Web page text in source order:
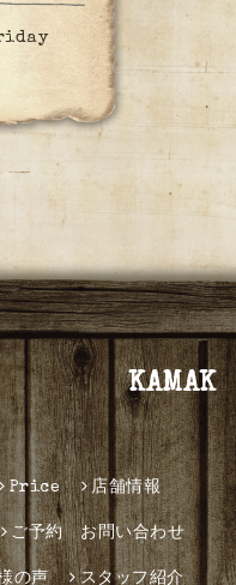
KAMAK
Price 店舗情報
ご予約 お問い合わせ
の声 スタッフ紹介